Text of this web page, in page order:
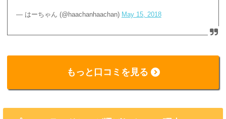
— はーちゃん (@haachanhaachan) May 15, 2018
もっと口コミを見る